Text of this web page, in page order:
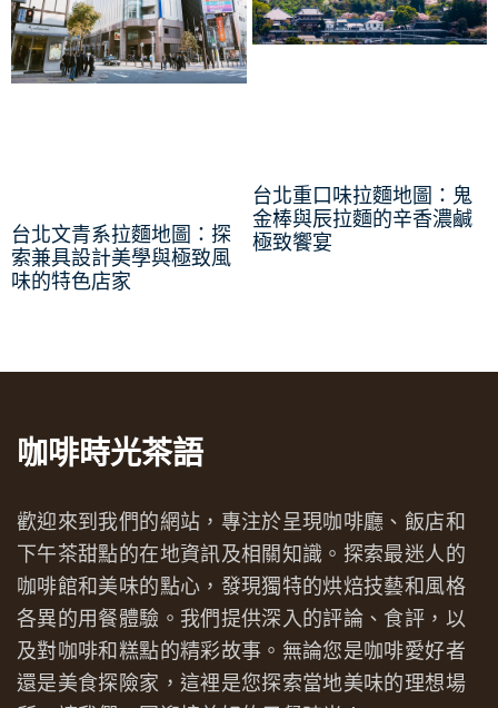
台北文青系拉麵地圖：探
索兼具設計美學與極致風
味的特色店家
台北重口味拉麵地圖：鬼
金棒與辰拉麵的辛香濃鹹
極致饗宴
咖啡時光茶語
歡迎來到我們的網站，專注於呈現咖啡廳、飯店和
下午茶甜點的在地資訊及相關知識。探索最迷人的
咖啡館和美味的點心，發現獨特的烘焙技藝和風格
各異的用餐體驗。我們提供深入的評論、食評，以
及對咖啡和糕點的精彩故事。無論您是咖啡愛好者
還是美食探險家，這裡是您探索當地美味的理想場